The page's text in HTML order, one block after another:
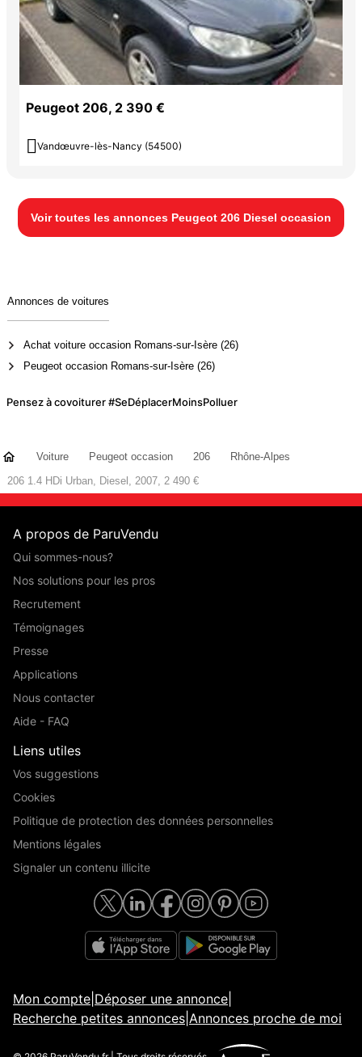
Peugeot 206, 2 390 €
 Vandœuvre-lès-Nancy (54500)
Voir toutes les annonces Peugeot 206 Diesel occasion
Annonces de voitures
Achat voiture occasion Romans-sur-Isère (26)
Peugeot occasion Romans-sur-Isère (26)
Pensez à covoiturer #SeDéplacerMoinsPolluer
Voiture Peugeot occasion 206
Rhône-Alpes
206 1.4 HDi Urban, Diesel, 2007, 2 490 €
A propos de ParuVendu
Qui sommes-nous?
Nos solutions pour les pros
Recrutement
Témoignages
Presse
Applications
Nous contacter
Aide - FAQ
Liens utiles
Vos suggestions
Cookies
Politique de protection des données personnelles
Mentions légales
Signaler un contenu illicite
Mon compte Déposer une annonce
Recherche petites annonces Annonces proche de moi